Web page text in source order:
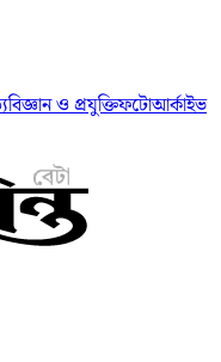
বিজ্ঞান ও প্রযুক্তিফটোআর্কাইভ